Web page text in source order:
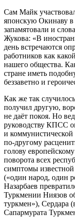
Сам Майк
японскую Окинаву в
запамятовали и
Жукова: «В
день встречаются
работников как
нашего общества.
стране иметь
беззаветно и
Как же так
получил другую,
не даёт покоя. Но
руководству КПСС
и коммунистической
по-другому
голову
поворота всех
симптомы
(«один народ, один
Назарбаев
Туркмении Ниязов
туркмен»), Сердара
Сапармурата